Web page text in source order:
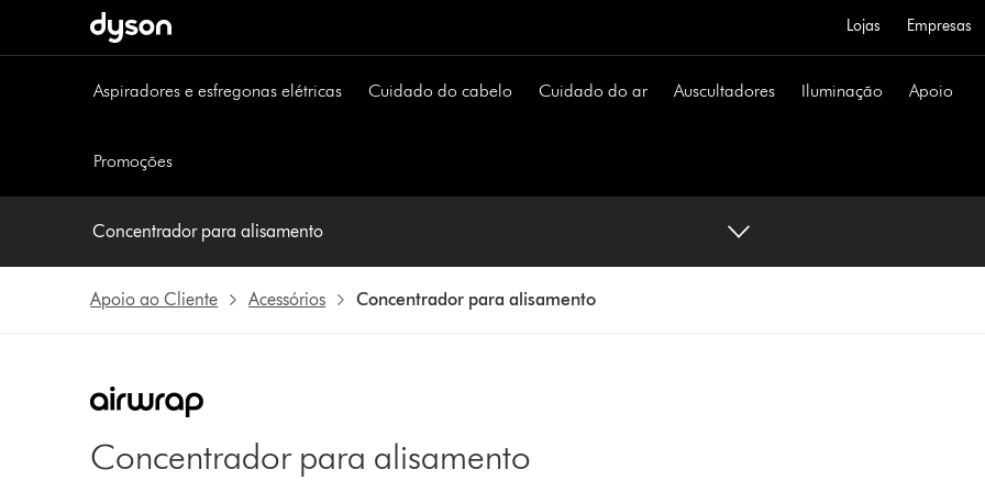
Lojas Empresas
Aspiradores e esfregonas elétricas Cuidado do cabelo Cuidado do ar Auscultadores Iluminação Apoio
Promoções
Concentrador para alisamento
Apoio ao Cliente Acessórios Concentrador para alisamento
Concentrador para alisamento